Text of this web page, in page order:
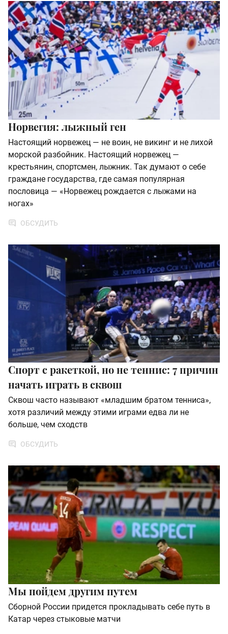
Норвегия: лыжный ген
Настоящий норвежец — не воин, не викинг и не лихой
морской разбойник. Настоящий норвежец —
крестьянин, спортсмен, лыжник. Так думают о себе
граждане государства, где самая популярная
пословица — «Норвежец рождается с лыжами на
ногах»
ОБСУДИТЬ
Спорт с ракеткой, но не теннис: 7 причин
начать играть в сквош
Сквош часто называют «младшим братом тенниса»,
хотя различий между этими играми едва ли не
больше, чем сходств
ОБСУДИТЬ
Мы пойдем другим путем
Сборной России придется прокладывать себе путь в
Катар через стыковые матчи